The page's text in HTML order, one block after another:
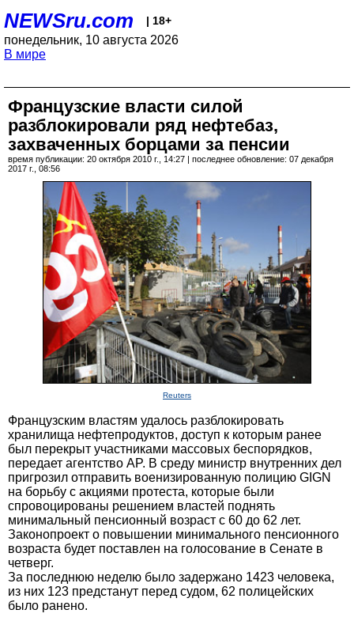
NEWSru.com | 18+
понедельник, 10 августа 2026
В мире
Французские власти силой
разблокировали ряд нефтебаз,
захваченных борцами за пенсии
время публикации: 20 октября 2010 г., 14:27 | последнее обновление: 07 декабря
2017 г., 08:56
Reuters
Французским властям удалось разблокировать
хранилища нефтепродуктов, доступ к которым ранее
был перекрыт участниками массовых беспорядков,
передает агентство AP. В среду министр внутренних дел
пригрозил отправить военизированную полицию GIGN
на борьбу с акциями протеста, которые были
спровоцированы решением властей поднять
минимальный пенсионный возраст с 60 до 62 лет.
Законопроект о повышении минимального пенсионного
возраста будет поставлен на голосование в Сенате в
четверг.
За последнюю неделю было задержано 1423 человека,
из них 123 предстанут перед судом, 62 полицейских
было ранено.